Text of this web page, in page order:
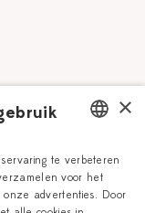
DUTCH
ENGLISH
×
te verbeteren
voor het
advertenties. Door